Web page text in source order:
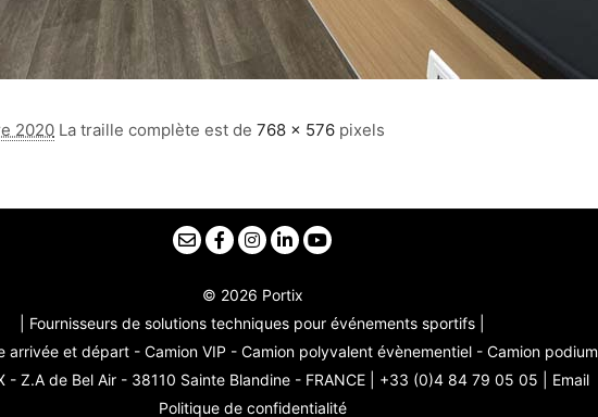
2020 La traille complète est de 768 × 576 pixels
© 2026 Portix
| Fournisseurs de solutions techniques pour événements sportifs |
arrivée et départ - Camion VIP - Camion polyvalent évènementiel - Camion podium
- Z.A de Bel Air - 38110 Sainte Blandine - FRANCE | +33 (0)4 84 79 05 05 | Email
Politique de confidentialité